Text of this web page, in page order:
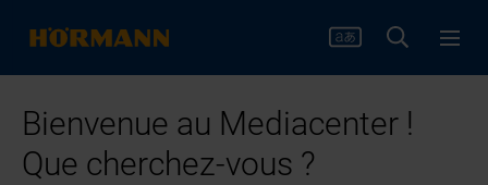
Bienvenue au Mediacenter !
Que cherchez-vous ?